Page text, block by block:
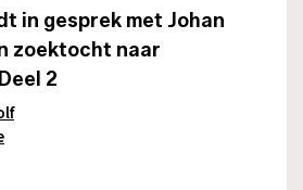
in gesprek met Johan
zoektocht naar
2